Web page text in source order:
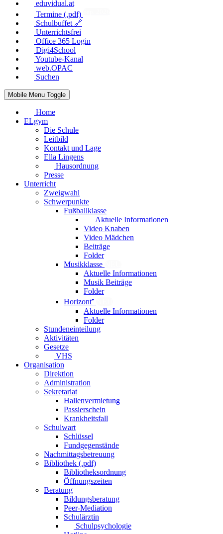
eduvidual.at
Termine (.pdf)
Schulbuffet 🔗
Unterrichtsfrei
Office 365 Login
Digi4School
Youtube-Kanal
web.OPAC
Suchen
Mobile Menu Toggle
Home
ELgym
Die Schule
Leitbild
Kontakt und Lage
Ella Lingens
Hausordnung
Presse
Unterricht
Zweigwahl
Schwerpunkte
Fußballklasse
Aktuelle Informationen
Video Knaben
Video Mädchen
Beiträge
Folder
Musikklasse
Aktuelle Informationen
Musik Beiträge
Folder
Horizont⁺
Aktuelle Informationen
Folder
Stundeneinteilung
Aktivitäten
Gesetze
VHS
Organisation
Direktion
Administration
Sekretariat
Hallenvermietung
Passierschein
Krankheitsfall
Schulwart
Schlüssel
Fundgegenstände
Nachmittagsbetreuung
Bibliothek (.pdf)
Bibliotheksordnung
Öffnungszeiten
Beratung
Bildungsberatung
Peer-Mediation
Schulärztin
Schulpsychologie